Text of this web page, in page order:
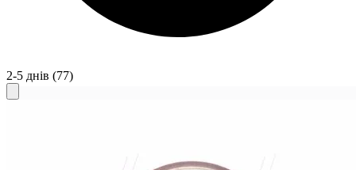
2-5 днів (77)